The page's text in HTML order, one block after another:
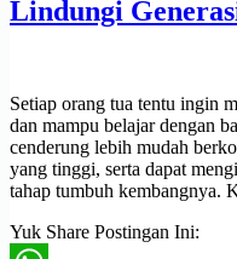
Lindungi
Setiap orang tua tentu ingin
dan mampu belajar dengan
cenderung lebih mudah
yang tinggi, serta dapat
tahap tumbuh kembangnya.
Yuk Share Postingan Ini: